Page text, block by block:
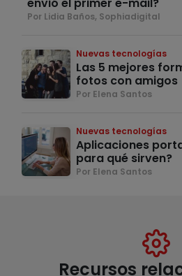
envió el primer e-mail?
Por Lidia Baños, Sophiadigital
Nuevas tecnologías
Las 5 mejores
fotos con amigos
Por Elena Santos
Nuevas tecnologías
Aplicaciones
para qué sirven?
Por Elena Santos
Recursos